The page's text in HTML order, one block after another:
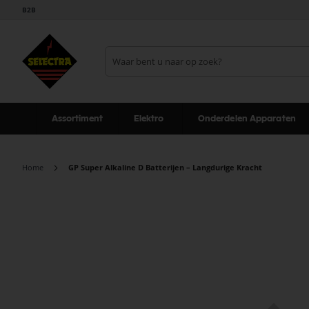
B2B
Assortiment Elektro Onderdelen Apparaten
Home GP Super Alkaline D Batterijen – Langdurige Kracht